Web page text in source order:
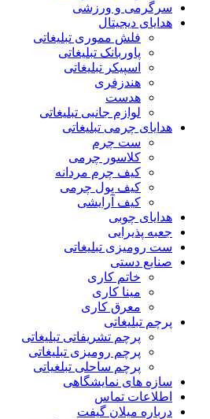
سرگرمی و ورزشی
هدایای دیجیتال
فلش مموری تبلیغاتی
پاوربانک تبلیغاتی
اسپیکر تبلیغاتی
هندزفری
هدست
لوازم جانبی تبلیغاتی
هدایای چرمی تبلیغاتی
ست چرم
کلاسور چرمی
کیف چرم مردانه
کیف پول چرمی
کیف آرایشی
هدایای چوبی
جعبه پذیرایی
ست رومیزی تبلیغاتی
صنایع دستی
خاتم کاری
مینا کاری
معرق کاری
پرچم تبلیغاتی
پرچم تشریفاتی تبلیغاتی
پرچم رومیزی تبلیغاتی
پرچم ساحلی تبلغیاتی
سازه های نمایشگاهی
اطلاعات تماس
درباره میلان گیفت